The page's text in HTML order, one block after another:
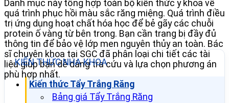
Danh mục này tổng hợp toàn bộ kiến thức y khoa về
quá trình phục hồi màu sắc răng miệng. Quá trình điều
trị ứng dụng hoạt chất hóa học để bẻ gãy các chuỗi
protein ố vàng từ bên trong. Bạn cần trang bị đầy đủ
thông tin để bảo vệ lớp men nguyên thủy an toàn. Bác
sĩ chuyên khoa tại SGC đã phân loại chi tiết các tài
liệu giúp bạn dễ dàng tra cứu và lựa chọn phương án
phù hợp nhất.
KIẾN THỨC NHA KHOA
Kiến thức Tẩy Trắng Răng
Bảng giá Tẩy Trắng Răng